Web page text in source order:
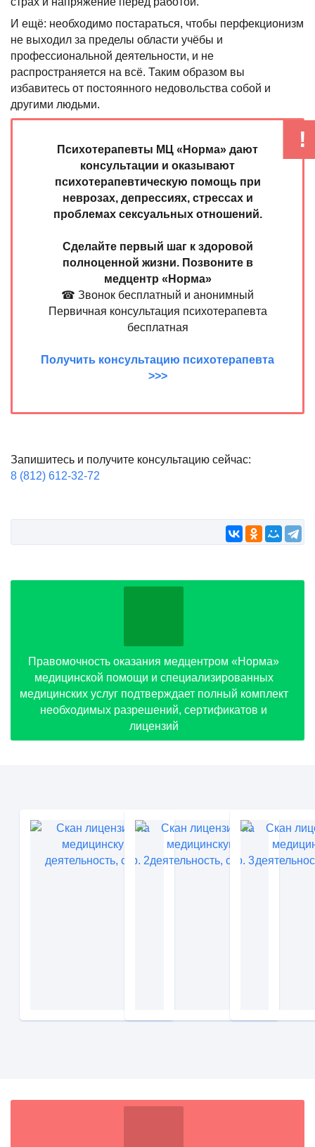
И ещё: необходимо постараться, чтобы перфекционизм
не выходил за пределы области учёбы и
профессиональной деятельности, и не
распространяется на всё. Таким образом вы
избавитесь от постоянного недовольства собой и
другими людьми.
Психотерапевты МЦ «Норма» дают
консультации и оказывают
психотерапевтическую помощь при
неврозах, депрессиях, стрессах и
проблемах сексуальных отношений.
Сделайте первый шаг к здоровой
полноценной жизни. Позвоните в
медцентр «Норма»
☎ Звонок бесплатный и анонимный
Первичная консультация психотерапевта
бесплатная
Получить консультацию психотерапевта
>>>
Запишитесь и получите консультацию сейчас:
8 (812) 612-32-72
Правомочность оказания медцентром «Норма»
медицинской помощи и специализированных
медицинских услуг подтверждает полный комплект
необходимых разрешений, сертификатов и
лицензий